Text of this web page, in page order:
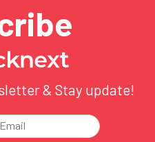
& Stay update!